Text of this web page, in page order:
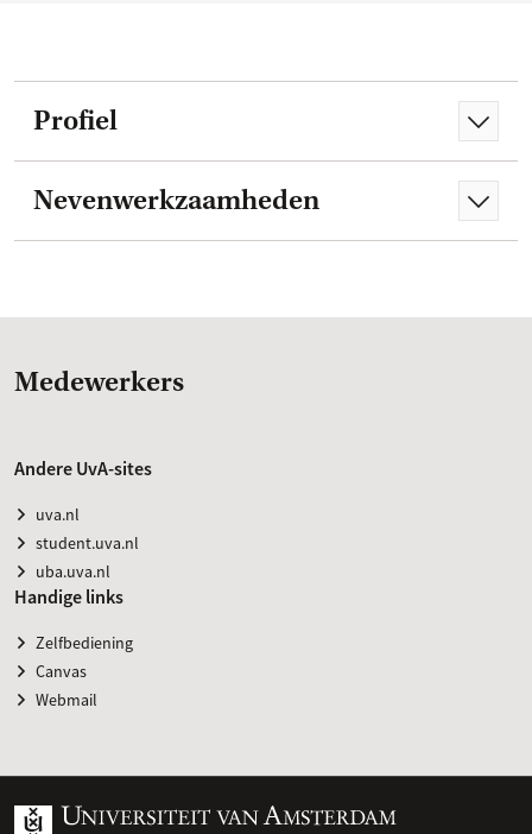
Profiel
Nevenwerkzaamheden
Medewerkers
Andere UvA-sites
uva.nl
student.uva.nl
uba.uva.nl
Handige links
Zelfbediening
Canvas
Webmail